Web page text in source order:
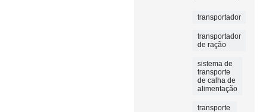
transportador
transportador
de ração
sistema de
transporte
de calha de
alimentação
transporte